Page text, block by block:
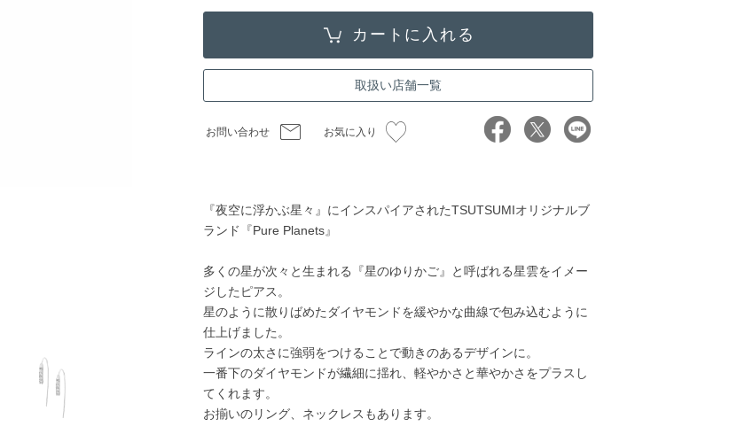
取扱い店舗一覧
お問い合わせ お気に入り
『夜空に浮かぶ星々』にインスパイアされたTSUTSUMIオリジナルブ
ランド『Pure Planets』
多くの星が次々と生まれる『星のゆりかご』と呼ばれる星雲をイメー
ジしたピアス。
星のように散りばめたダイヤモンドを緩やかな曲線で包み込むように
仕上げました。
ラインの太さに強弱をつけることで動きのあるデザインに。
一番下のダイヤモンドが繊細に揺れ、軽やかさと華やかさをプラスし
てくれます。
お揃いのリング、ネックレスもあります。